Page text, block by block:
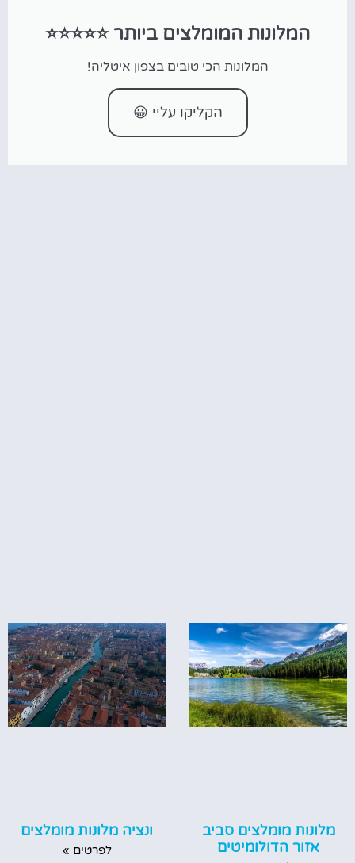
המלונות המומלצים ביותר ⭐⭐⭐⭐⭐
המלונות הכי טובים בצפון איטליה!
הקליקו עליי 😀
מלונות מומלצים סביב
אזור הדולומיטים
ונציה מלונות מומלצים
לפרטים »